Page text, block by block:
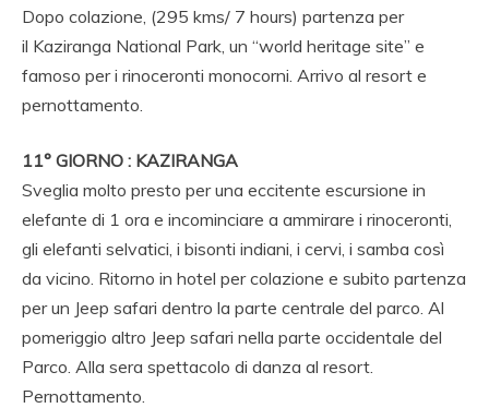
Dopo colazione, (295 kms/ 7 hours) partenza per
il Kaziranga National Park, un “world heritage site” e
famoso per i rinoceronti monocorni. Arrivo al resort e
pernottamento.
11° GIORNO : KAZIRANGA
Sveglia molto presto per una eccitente escursione in
elefante di 1 ora e incominciare a ammirare i rinoceronti,
gli elefanti selvatici, i bisonti indiani, i cervi, i samba così
da vicino. Ritorno in hotel per colazione e subito partenza
per un Jeep safari dentro la parte centrale del parco. Al
pomeriggio altro Jeep safari nella parte occidentale del
Parco. Alla sera spettacolo di danza al resort.
Pernottamento.